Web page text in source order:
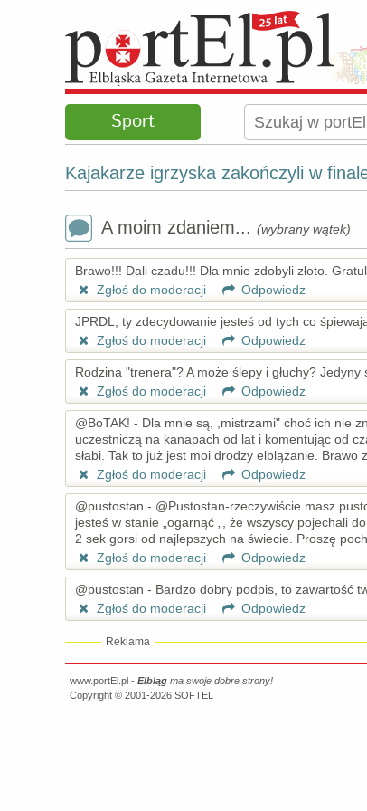
Sport
Kajakarze igrzyska zakończyli w
A moim zdaniem... (wybrany wątek)
Brawo!!! Dali czadu!!! Dla mnie zdobyli złoto.
Zgłoś do moderacji
Odpowiedz
JPRDL, ty zdecydowanie jesteś od tych co
Zgłoś do moderacji
Odpowiedz
Rodzina "trenera"? A może ślepy i głuchy?
Zgłoś do moderacji
Odpowiedz
@BoTAK! - Dla mnie są, ,mistrzami" choć ich nie
uczestniczą na kanapach od lat i komentując od
słabi. Tak to już jest moi drodzy elblążanie. Brawo
Zgłoś do moderacji
Odpowiedz
@pustostan - @Pustostan-rzeczywiście masz
jesteś w stanie „ogarnąć „, że wszyscy pojechali
2 sek gorsi od najlepszych na świecie. Proszę
Zgłoś do moderacji
Odpowiedz
@pustostan - Bardzo dobry podpis, to zawartość
Zgłoś do moderacji
Odpowiedz
Reklama
www.portEl.pl - Elbląg ma swoje dobre strony!
Copyright © 2001-2026 SOFTEL